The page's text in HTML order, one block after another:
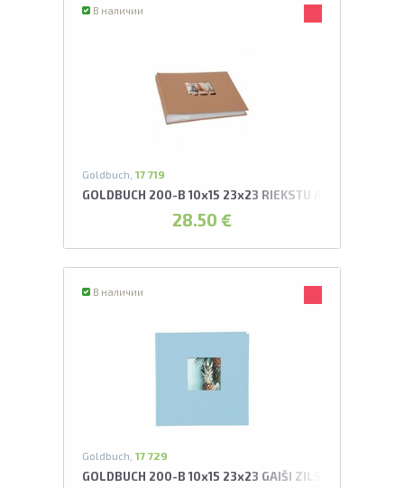
В наличии
Goldbuch, 17 719
GOLDBUCH 200-B 10x15 23x23 RIEKSTU AR
28.50 €
В наличии
Goldbuch, 17 729
GOLDBUCH 200-B 10x15 23x23 GAIŠI ZILS AR